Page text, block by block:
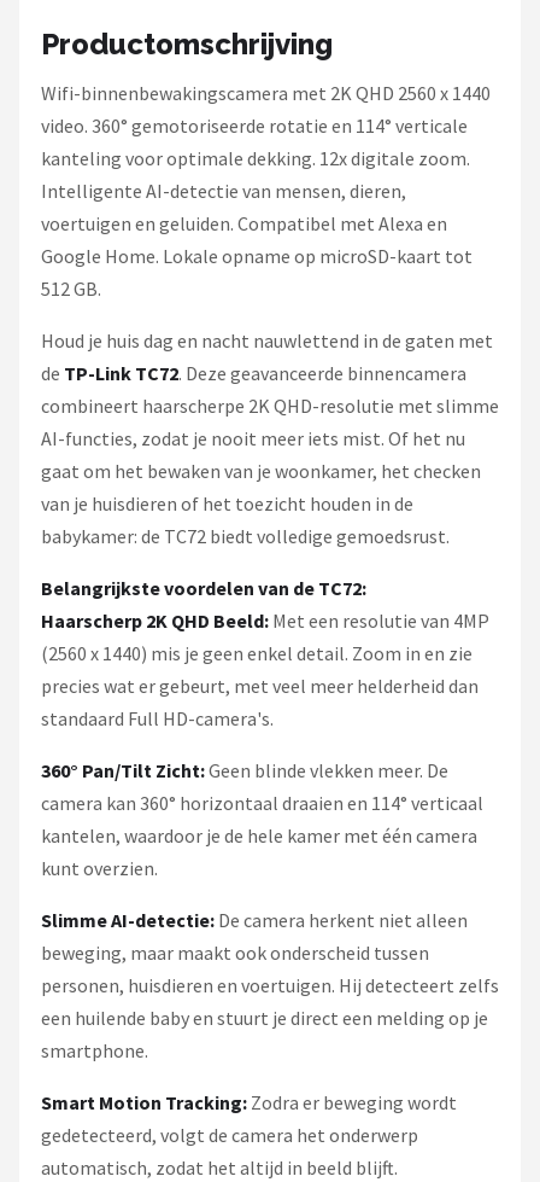
Productomschrijving
Wifi-binnenbewakingscamera met 2K QHD 2560 x 1440
video. 360° gemotoriseerde rotatie en 114° verticale
kanteling voor optimale dekking. 12x digitale zoom.
Intelligente AI-detectie van mensen, dieren,
voertuigen en geluiden. Compatibel met Alexa en
Google Home. Lokale opname op microSD-kaart tot
512 GB.
Houd je huis dag en nacht nauwlettend in de gaten met
de TP-Link TC72. Deze geavanceerde binnencamera
combineert haarscherpe 2K QHD-resolutie met slimme
AI-functies, zodat je nooit meer iets mist. Of het nu
gaat om het bewaken van je woonkamer, het checken
van je huisdieren of het toezicht houden in de
babykamer: de TC72 biedt volledige gemoedsrust.
Belangrijkste voordelen van de TC72:
Haarscherp 2K QHD Beeld: Met een resolutie van 4MP
(2560 x 1440) mis je geen enkel detail. Zoom in en zie
precies wat er gebeurt, met veel meer helderheid dan
standaard Full HD-camera's.
360° Pan/Tilt Zicht:Geen blinde vlekken meer. De
camera kan 360° horizontaal draaien en 114° verticaal
kantelen, waardoor je de hele kamer met één camera
kunt overzien.
Slimme AI-detectie: De camera herkent niet alleen
beweging, maar maakt ook onderscheid tussen
personen, huisdieren en voertuigen. Hij detecteert zelfs
een huilende baby en stuurt je direct een melding op je
smartphone.
Smart Motion Tracking: Zodra er beweging wordt
gedetecteerd, volgt de camera het onderwerp
automatisch, zodat het altijd in beeld blijft.